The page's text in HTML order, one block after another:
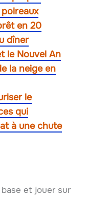
en 20
dîner
le Nouvel An
la neige en
le
qui
à une chute
et jouer sur